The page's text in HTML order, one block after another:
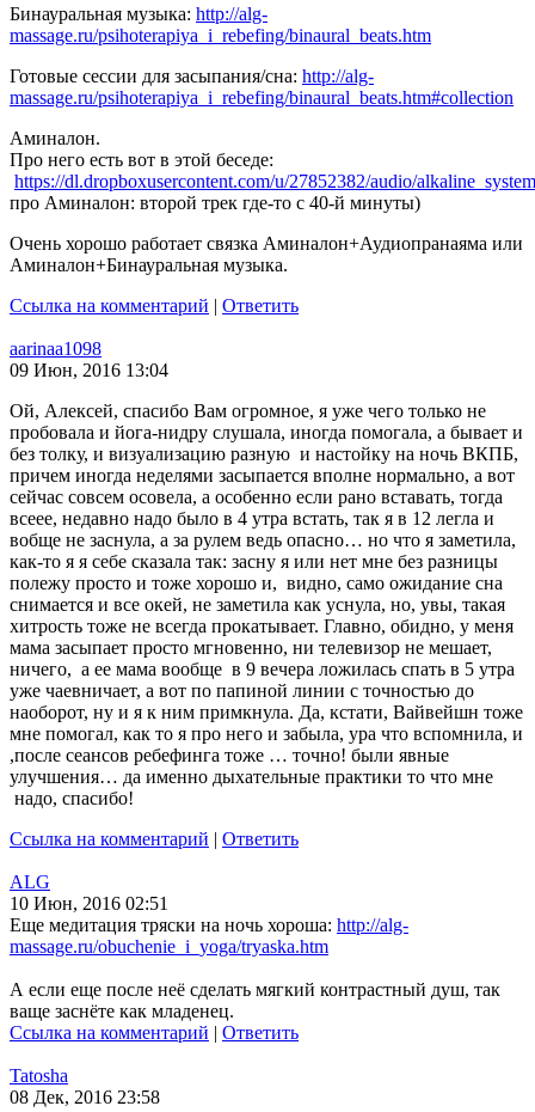
Бинауральная музыка: http://alg-
massage.ru/psihoterapiya_i_rebefing/binaural_beats.htm
Готовые сессии для засыпания/сна: http://alg-
massage.ru/psihoterapiya_i_rebefing/binaural_beats.htm#collection
Аминалон.
Про него есть вот в этой беседе:
https://dl.dropboxusercontent.com/u/27852382/audio/
про Аминалон: второй трек где-то с 40-й минуты)
Очень хорошо работает связка Аминалон+Аудиопранаяма или
Аминалон+Бинауральная музыка.
Ссылка на комментарий | Ответить
aarinaa1098
09 Июн, 2016 13:04
Ой, Алексей, спасибо Вам огромное, я уже чего только не
пробовала и йога-нидру слушала, иногда помогала, а бывает и
без толку, и визуализацию разную и настойку на ночь ВКПБ,
причем иногда неделями засыпается вполне нормально, а вот
сейчас совсем осовела, а особенно если рано вставать, тогда
всеее, недавно надо было в 4 утра встать, так я в 12 легла и
вобще не заснула, а за рулем ведь опасно… но что я заметила,
как-то я я себе сказала так: засну я или нет мне без разницы
полежу просто и тоже хорошо и, видно, само ожидание сна
снимается и все окей, не заметила как уснула, но, увы, такая
хитрость тоже не всегда прокатывает. Главно, обидно, у меня
мама засыпает просто мгновенно, ни телевизор не мешает,
ничего, а ее мама вообще в 9 вечера ложилась спать в 5 утра
уже чаевничает, а вот по папиной линии с точностью до
наоборот, ну и я к ним примкнула. Да, кстати, Вайвейшн тоже
мне помогал, как то я про него и забыла, ура что вспомнила, и
,после сеансов ребефинга тоже … точно! были явные
улучшения… да именно дыхательные практики то что мне
надо, спасибо!
Ссылка на комментарий | Ответить
ALG
10 Июн, 2016 02:51
Еще медитация тряски на ночь хороша: http://alg-
massage.ru/obuchenie_i_yoga/tryaska.htm
А если еще после неё сделать мягкий контрастный душ, так
ваще заснёте как младенец.
Ссылка на комментарий | Ответить
Tatosha
08 Дек, 2016 23:58